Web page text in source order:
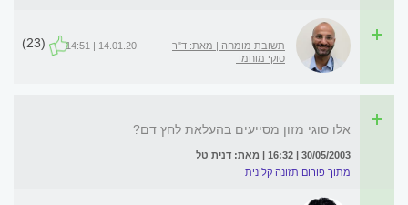
תשובת מומחה | מאת: ד"ר
סוקי מוחמד
14.01.20 | 14:51
(23)
אלו סוגי מזון מסייעים בהעלאת לחץ דם?
30/05/2003 | 16:32 | מאת: דנית טל
מתוך פורום תזונה קלינית